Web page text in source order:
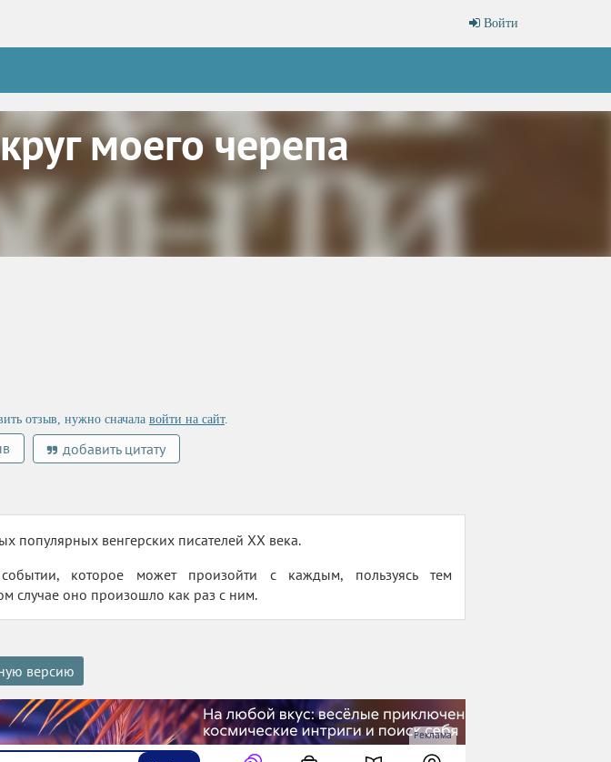
Войти
моего черепа
отзыв, нужно сначала войти на сайт.
добавить цитату
венгерских писателей XX века.
которое может произойти с каждым, пользуясь тем
случае оно произошло как раз с ним.
версию